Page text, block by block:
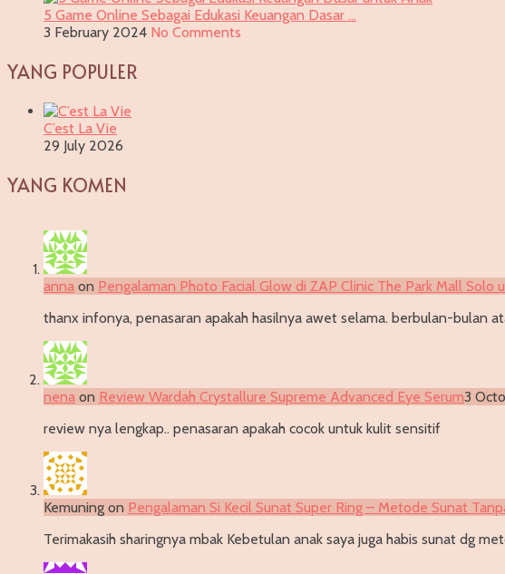
5 Game Online Sebagai Edukasi Keuangan Dasar …
3 February 2024 No Comments
YANG POPULER
C’est La Vie
29 July 2026
YANG KOMEN
anna on Pengalaman Photo Facial Glow di ZAP Clinic The Park Mall Solo
thanx infonya, penasaran apakah hasilnya awet selama. berbulan-bulan
nena on Review Wardah Crystallure Supreme Advanced Eye Serum3
review nya lengkap.. penasaran apakah cocok untuk kulit sensitif
Kemuning on Pengalaman Si Kecil Sunat Super Ring – Metode Sunat
Terimakasih sharingnya mbak Kebetulan anak saya juga habis sunat dg